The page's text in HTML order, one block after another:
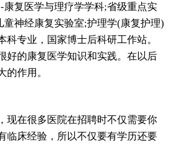
康复医学与理疗学学科;省级重点实
童神经康复实验室;护理学(康复护理)
科专业，国家博士后科研工作站。
好的康复医学知识和实践。在以后
的作用。
在很多医院在招聘时不仅需要你
临床经验，所以不仅要有学历还要